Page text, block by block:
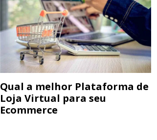
Qual a melhor Plataforma de
Loja Virtual para seu
Ecommerce